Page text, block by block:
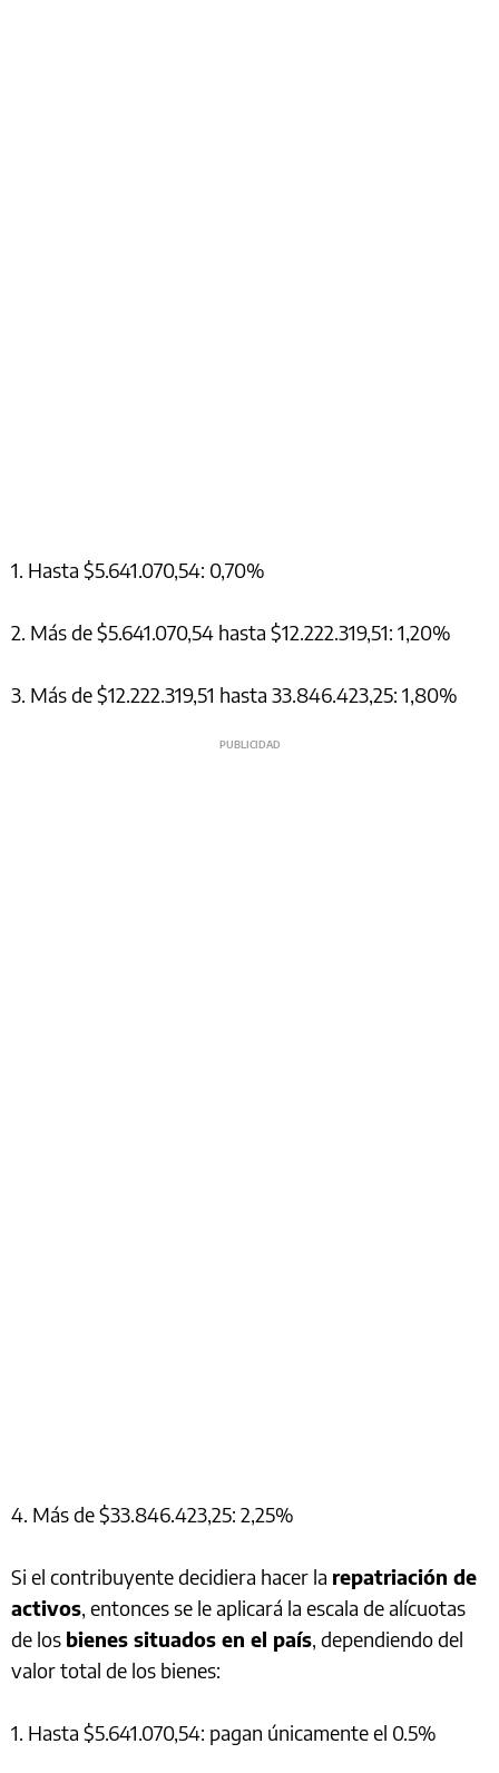
1. Hasta $5.641.070,54: 0,70%
2. Más de $5.641.070,54 hasta $12.222.319,51: 1,20%
3. Más de $12.222.319,51 hasta 33.846.423,25: 1,80%
4. Más de $33.846.423,25: 2,25%
Si el contribuyente decidiera hacer la repatriación de
activos, entonces se le aplicará la escala de alícuotas
de los bienes situados en el país, dependiendo del
valor total de los bienes:
1. Hasta $5.641.070,54: pagan únicamente el 0.5%